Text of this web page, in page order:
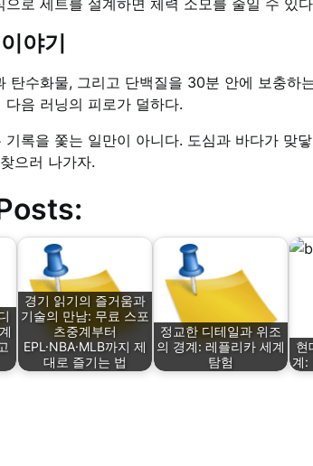
으로 세트를 설계하면 체력 소모를 줄일 수 있
야기
탄수화물, 그리고 단백질을 30분 안에 보충
다음 러닝의 피로가 덜하다.
기록을 쫓는 일만이 아니다. 도심과 바다가 맞
으러 나가자.
경기 읽기의 즐거움과
기술의 만남: 무료 스포
츠중계부터
EPL·NBA·MLB까지 제
대로 즐기는 법
정교한 디테일과 위조
의 경계: 레플리카 세계
탐험
현
계: